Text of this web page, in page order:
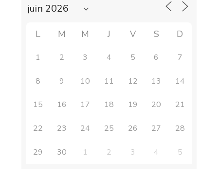
L M M J V S D
1 2 3 4 5 6 7
8 9 10 11 12 13 14
15 16 17 18 19 20 21
22 23 24 25 26 27 28
29 30 1 2 3 4 5